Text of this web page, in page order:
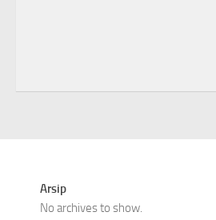
Arsip
No archives to show.